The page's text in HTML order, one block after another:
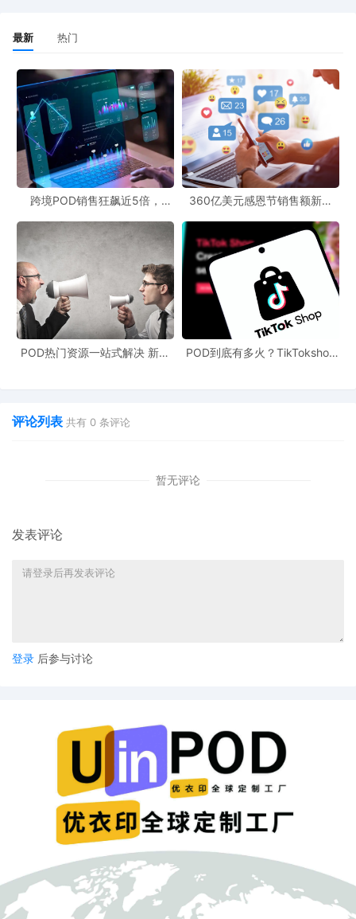
低谷期缩小点规模、去掉杠杆，压力就会小很多。缩小某种程度上
也是一种发展，顺应趋势调整自己的创业节奏，才是聪明的创业者
应该干的事情。同意的点赞！
最新 热门
跨境POD销售狂飙近5倍，
360亿美元感恩节销售额新纪
新风潮！
POD热门资源一站式解决 新手
POD到底有多火？TikTokshop
评论列表 共有 0 条评论
暂无评论
发表评论
登录 后参与讨论